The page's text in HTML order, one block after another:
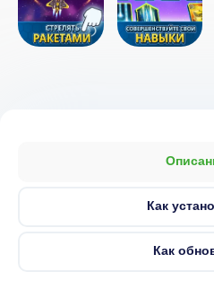
Как
Как